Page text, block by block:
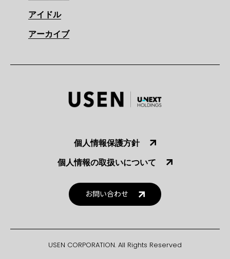
アイドル
アーカイブ
個人情報保護方針
個人情報の取扱いについて
お問い合わせ
USEN CORPORATION. All Rights Reserved